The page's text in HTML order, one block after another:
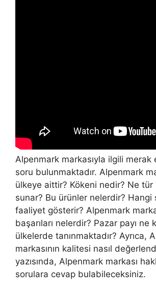
Alpenmark markasıyla ilgili merak
soru bulunmaktadır. Alpenmark
ülkeye aittir? Kökeni nedir? Ne tür
sunar? Bu ürünler nelerdir? Hangi
faaliyet gösterir? Alpenmark
başarıları nelerdir? Pazar payı ne
ülkelerde tanınmaktadır? Ayrıca,
markasının kalitesi nasıl
yazısında, Alpenmark markası
sorulara cevap bulabileceksiniz.